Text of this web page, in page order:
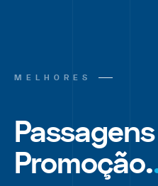
MELHORES
Promoção.